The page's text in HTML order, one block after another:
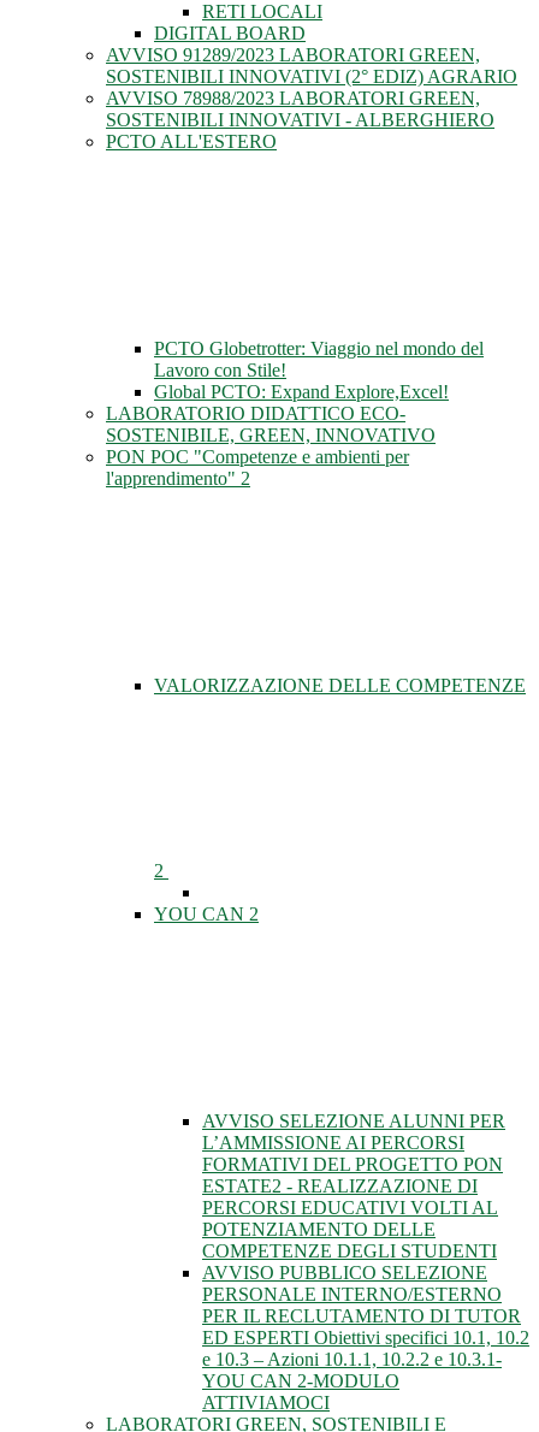
RETI LOCALI
DIGITAL BOARD
AVVISO 91289/2023 LABORATORI GREEN,
SOSTENIBILI INNOVATIVI (2° EDIZ) AGRARIO
AVVISO 78988/2023 LABORATORI GREEN,
SOSTENIBILI INNOVATIVI - ALBERGHIERO
PCTO ALL'ESTERO
PCTO Globetrotter: Viaggio nel mondo del
Lavoro con Stile!
Global PCTO: Expand Explore,Excel!
LABORATORIO DIDATTICO ECO-
SOSTENIBILE, GREEN, INNOVATIVO
PON POC "Competenze e ambienti per
l'apprendimento" 2
VALORIZZAZIONE DELLE COMPETENZE
2
YOU CAN 2
AVVISO SELEZIONE ALUNNI PER
L’AMMISSIONE AI PERCORSI
FORMATIVI DEL PROGETTO PON
ESTATE2 - REALIZZAZIONE DI
PERCORSI EDUCATIVI VOLTI AL
POTENZIAMENTO DELLE
COMPETENZE DEGLI STUDENTI
AVVISO PUBBLICO SELEZIONE
PERSONALE INTERNO/ESTERNO
PER IL RECLUTAMENTO DI TUTOR
ED ESPERTI Obiettivi specifici 10.1, 10.2
e 10.3 – Azioni 10.1.1, 10.2.2 e 10.3.1-
YOU CAN 2-MODULO
ATTIVIAMOCI
LABORATORI GREEN, SOSTENIBILI E